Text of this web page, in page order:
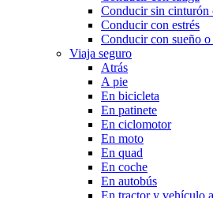
Conducir sin cinturón
Conducir con estrés
Conducir con sueño o
Viaja seguro
Atrás
A pie
En bicicleta
En patinete
En ciclomotor
En moto
En quad
En coche
En autobús